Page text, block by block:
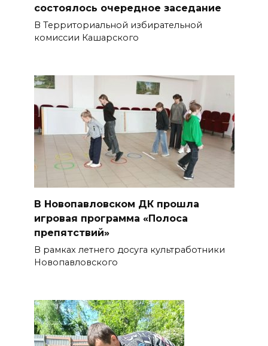
состоялось очередное заседание
В Территориальной избирательной
комиссии Кашарского
В Новопавловском ДК прошла
игровая программа «Полоса
препятствий»
В рамках летнего досуга культработники
Новопавловского